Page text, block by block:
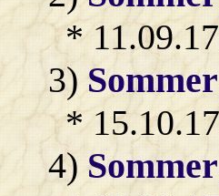
*
3)Sommer
*
4)Sommer